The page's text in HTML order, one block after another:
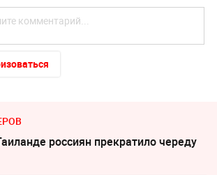
россиян прекратило череду